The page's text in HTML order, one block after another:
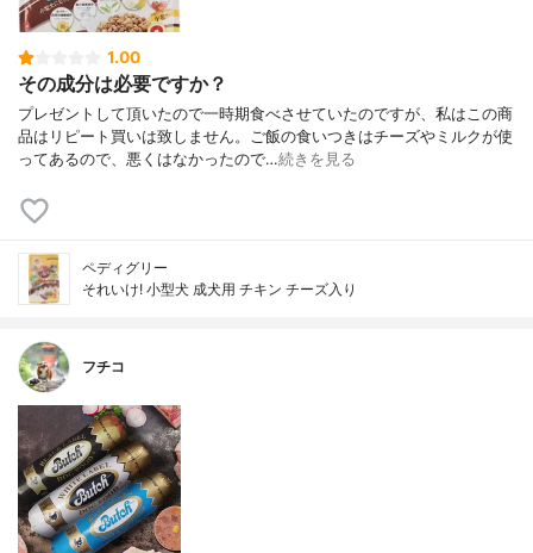
1.00
その成分は必要ですか？
プレゼントして頂いたので一時期食べさせていたのですが、私はこの商
品はリピート買いは致しません。ご飯の食いつきはチーズやミルクが使
ってあるので、悪くはなかったので…続きを見る
ペディグリー
それいけ! 小型犬 成犬用 チキン チーズ入り
フチコ